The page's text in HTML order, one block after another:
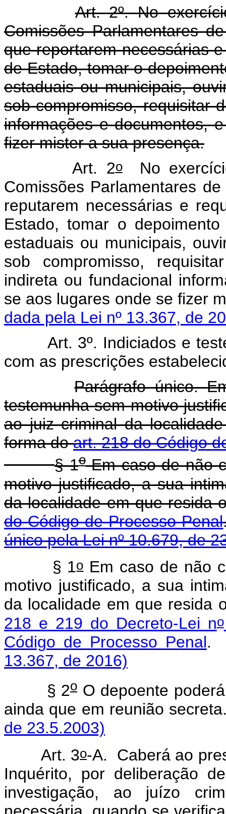
Art. 2º. No
Comissões Parlamentares
que reportarem necessárias
de Estado, tomar o
estaduais ou municipais,
sob compromisso, requisitar
informações e documentos,
fizer mister a sua presença.
Art. 2oNo
Comissões Parlamentares
reputarem necessárias e
Estado, tomar o
estaduais ou municipais,
sob compromisso,
indireta ou fundacional
se aos lugares onde se
dada pela Lei nº 13.367, de
Art. 3º. Indiciados e
com as prescrições
Parágrafo único.
testemunha sem motivo
ao juiz criminal da
forma doart. 218 do Código
§ 1oEm caso de não-
motivo justificado, a sua
da localidade em que resida
do Código de Processo Penal
único pela Lei nº 10.679, de
§ 1oEm caso de não
motivo justificado, a sua
da localidade em que resida
218 e 219 do Decreto-Lei no
Código de Processo Penal.
13.367, de 2016)
§ 2o O depoente
ainda que em reunião
de 23.5.2003)
Art. 3o-A. Caberá ao
Inquérito, por deliberação
investigação, ao juízo